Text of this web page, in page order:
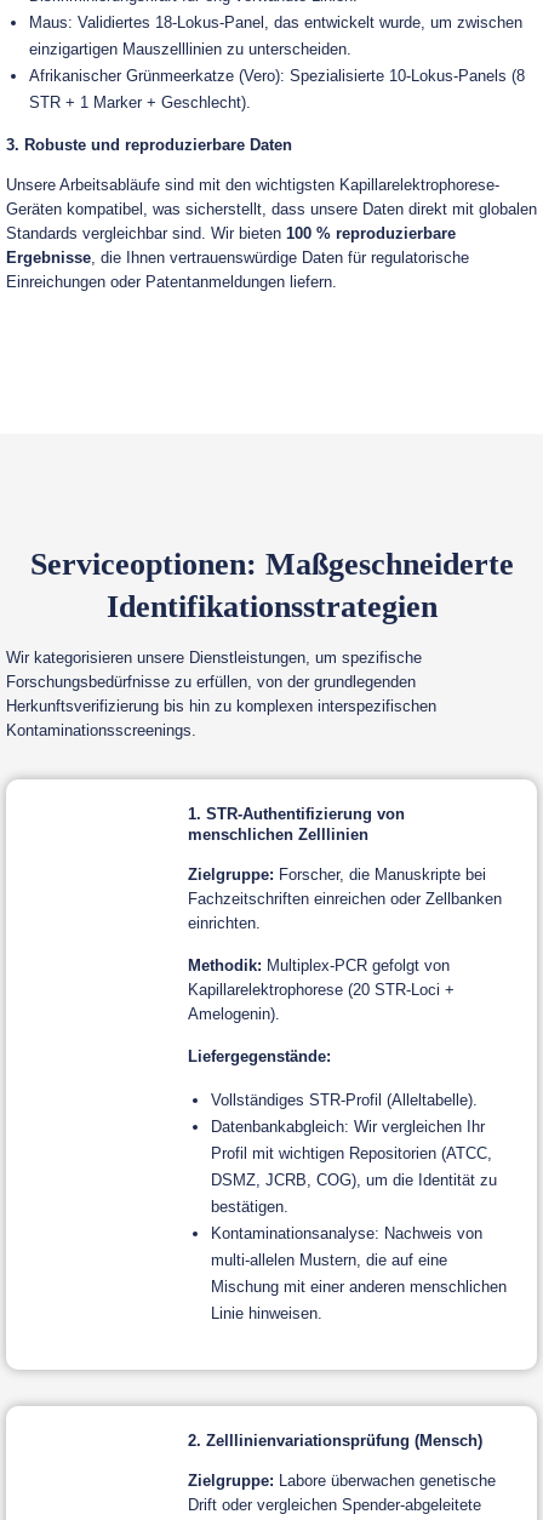
Maus: Validiertes 18-Lokus-Panel, das entwickelt wurde, um zwischen
einzigartigen Mauszelllinien zu unterscheiden.
Afrikanischer Grünmeerkatze (Vero): Spezialisierte 10-Lokus-Panels (8
STR + 1 Marker + Geschlecht).
3. Robuste und reproduzierbare Daten
Unsere Arbeitsabläufe sind mit den wichtigsten Kapillarelektrophorese-
Geräten kompatibel, was sicherstellt, dass unsere Daten direkt mit globalen
Standards vergleichbar sind. Wir bieten 100 % reproduzierbare
Ergebnisse, die Ihnen vertrauenswürdige Daten für regulatorische
Einreichungen oder Patentanmeldungen liefern.
Serviceoptionen: Maßgeschneiderte
Identifikationsstrategien
Wir kategorisieren unsere Dienstleistungen, um spezifische
Forschungsbedürfnisse zu erfüllen, von der grundlegenden
Herkunftsverifizierung bis hin zu komplexen interspezifischen
Kontaminationsscreenings.
1. STR-Authentifizierung von
menschlichen Zelllinien
Zielgruppe: Forscher, die Manuskripte bei
Fachzeitschriften einreichen oder Zellbanken
einrichten.
Methodik: Multiplex-PCR gefolgt von
Kapillarelektrophorese (20 STR-Loci +
Amelogenin).
Liefergegenstände:
Vollständiges STR-Profil (Alleltabelle).
Datenbankabgleich: Wir vergleichen Ihr
Profil mit wichtigen Repositorien (ATCC,
DSMZ, JCRB, COG), um die Identität zu
bestätigen.
Kontaminationsanalyse: Nachweis von
multi-allelen Mustern, die auf eine
Mischung mit einer anderen menschlichen
Linie hinweisen.
2. Zelllinienvariationsprüfung (Mensch)
Zielgruppe: Labore überwachen genetische
Drift oder vergleichen Spender-abgeleitete